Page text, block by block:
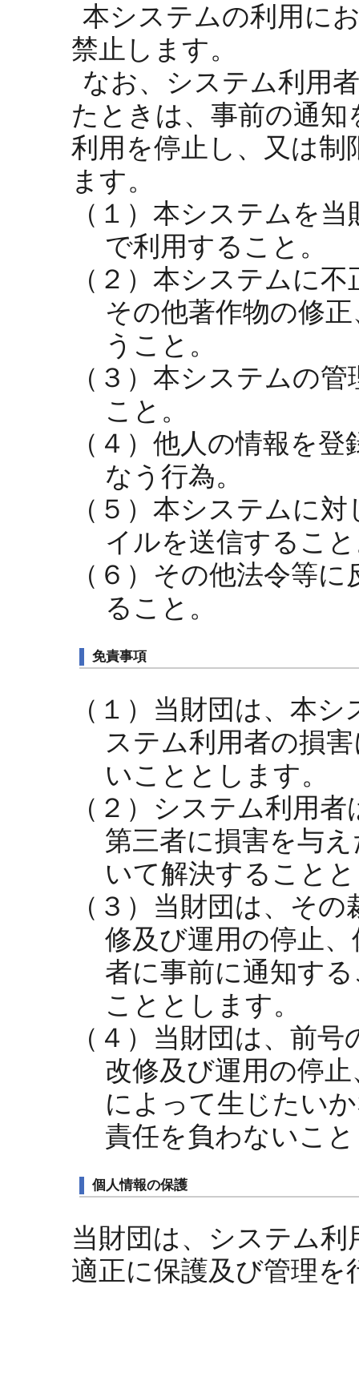
本システムの利用に
禁止します。
なお、システム利用
たときは、事前の通
利用を停止し、又は
ます。
（１）本システムを
で利用すること。
（２）本システムに
その他著作物の修
うこと。
（３）本システムの
こと。
（４）他人の情報を
なう行為。
（５）本システムに
イルを送信するこ
（６）その他法令等
ること。
免責事項
（１）当財団は、本
ステム利用者の損
いこととします。
（２）システム利用
第三者に損害を与
いて解決すること
（３）当財団は、そ
修及び運用の停止
者に事前に通知す
こととします。
（４）当財団は、前
改修及び運用の停
によって生じたい
責任を負わないこ
個人情報の保護
当財団は、システム
適正に保護及び管理を